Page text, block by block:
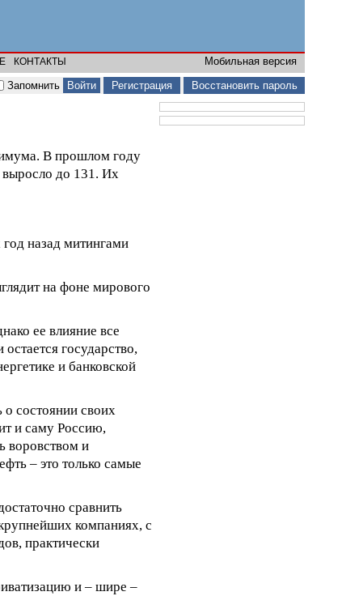
КОНТАКТЫ
Мобильная версия
Запомнить Регистрация Восстановить пароль
В прошлом году
до 131. Их
назад митингами
на фоне мирового
ее влияние все
государство,
и банковской
о состоянии своих
и саму Россию,
воровством и
– это только самые
сравнить
компаниях, с
практически
и – шире –